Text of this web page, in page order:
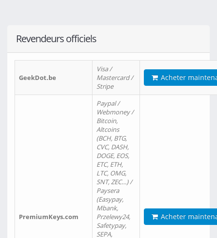
Revendeurs officiels
GeekDot.be
Visa /
Mastercard /
Stripe
Acheter
PremiumKeys.com
Paypal /
Webmoney /
Bitcoin,
Altcoins
(BCH, BTG,
CVC, DASH,
DOGE, EOS,
ETC, ETH,
LTC, OMG,
SNT, ZEC…) /
Paysera
(Easypay,
Mbank,
Przelewy24,
Safetypay,
SEPA,
Acheter